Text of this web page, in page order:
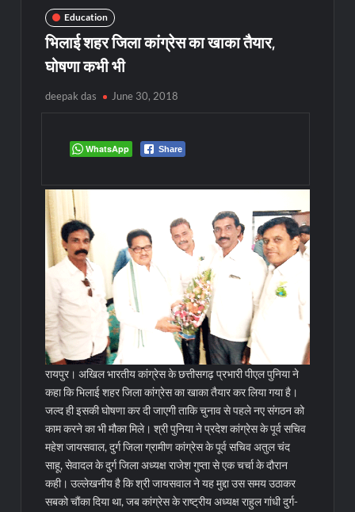
Education
भिलाई शहर जिला कांग्रेस का खाका तैयार,
घोषणा कभी भी
deepak das June 30, 2018
WhatsApp Share
रायपुर। अखिल भारतीय कांग्रेस के छत्तीसगढ़ प्रभारी पीएल पुनिया ने
कहा कि भिलाई शहर जिला कांग्रेस का खाका तैयार कर लिया गया है।
जल्द ही इसकी घोषणा कर दी जाएगी ताकि चुनाव से पहले नए संगठन को
काम करने का भी मौका मिले। श्री पुनिया ने प्रदेश कांग्रेस के पूर्व सचिव
महेश जायसवाल, दुर्ग जिला ग्रामीण कांग्रेस के पूर्व सचिव अतुल चंद
साहू, सेवादल के दुर्ग जिला अध्यक्ष राजेश गुप्ता से एक चर्चा के दौरान
कही।उल्लेखनीय है कि श्री जायसवाल ने यह मुद्दा उस समय उठाकर
सबको चौंका दिया था, जब कांग्रेस के राष्ट्रीय अध्यक्ष राहुल गांधी दुर्ग-